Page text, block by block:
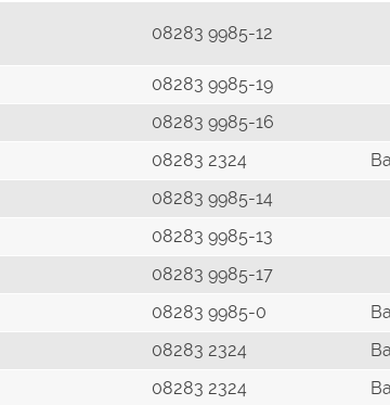
08283 9985-12
08283 9985-19
08283 9985-16
08283 2324
08283 9985-14
08283 9985-13
08283 9985-17
08283 9985-0
08283 2324
08283 2324